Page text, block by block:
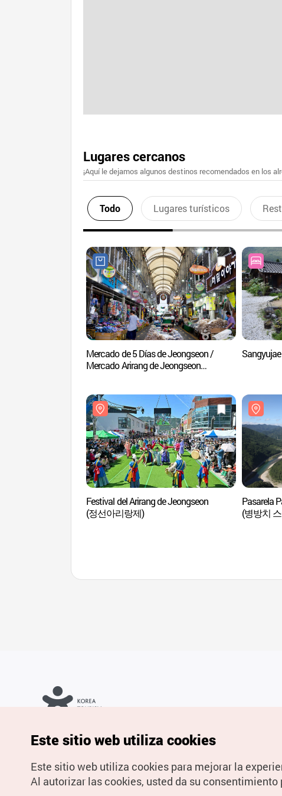
Lugares cercanos
¡Aquí le dejamos algunos destinos recomendados en los
Todo Lugares turísticos
Mercado de 5 Días de Jeongseon /
Mercado Arirang de Jeongseon
Festival del Arirang de Jeongseon
(정선아리랑제)
Pasarela
(병방치
derechos reservados.
Para informes de errores y cuestiones relacionadas con el sitio
spanish@knto.or.kr
Este sitio web utiliza cookies
Este sitio web utiliza cookies para mejorar la
Al autorizar las cookies, usted da su